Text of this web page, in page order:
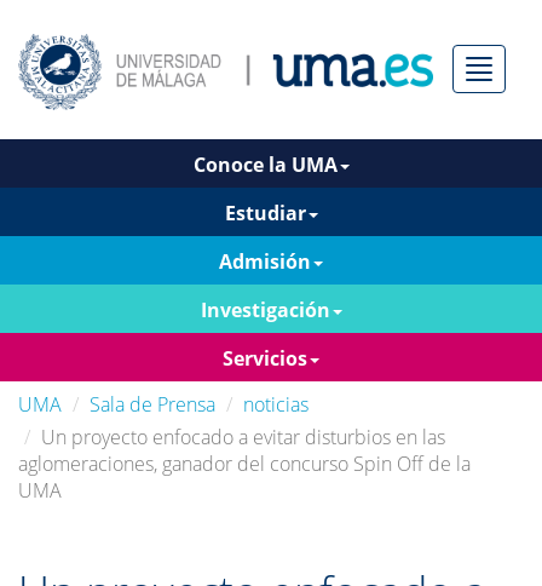
Menú
Conoce la UMA
Estudiar
Admisión
Investigación
Servicios
UMA
Sala de Prensa
noticias
Un proyecto enfocado a evitar disturbios en las
aglomeraciones, ganador del concurso Spin Off de la
UMA